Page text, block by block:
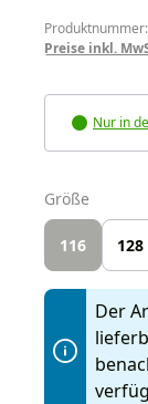
Preise inkl.
Nur in
Größe
116 128
Der